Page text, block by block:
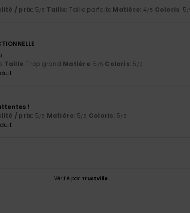
/ prix: 5/5 Taille: Taille parfaite Matière: 4/5 Coloris: 5/
Taille: Trop grand Matière: 5 /5 Coloris: 5 /5
!
/ prix: 5/5 Matière: 5/5 Coloris: 5/5
Vérifié par TrustVille